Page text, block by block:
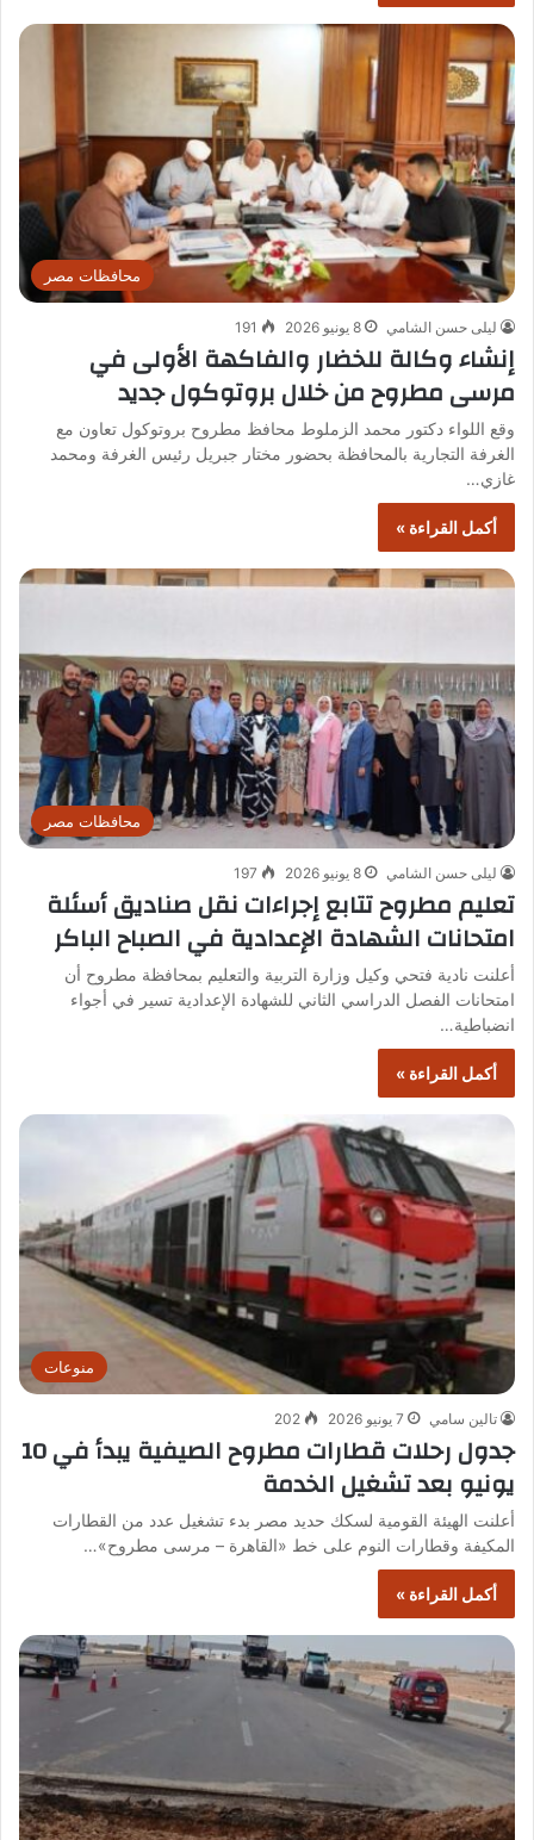
محافظات مصر
ليلى حسن الشامي 8 يونيو 2026 191
إنشاء وكالة للخضار والفاكهة الأولى في
مرسى مطروح من خلال بروتوكول جديد
وقع اللواء دكتور محمد الزملوط محافظ مطروح بروتوكول تعاون مع
الغرفة التجارية بالمحافظة بحضور مختار جبريل رئيس الغرفة ومحمد
غازي…
أكمل القراءة »
محافظات مصر
ليلى حسن الشامي 8 يونيو 2026 197
تعليم مطروح تتابع إجراءات نقل صناديق أسئلة
امتحانات الشهادة الإعدادية في الصباح الباكر
أعلنت نادية فتحي وكيل وزارة التربية والتعليم بمحافظة مطروح أن
امتحانات الفصل الدراسي الثاني للشهادة الإعدادية تسير في أجواء
انضباطية…
أكمل القراءة »
منوعات
تالين سامي 7 يونيو 2026 202
جدول رحلات قطارات مطروح الصيفية يبدأ في 10
يونيو بعد تشغيل الخدمة
أعلنت الهيئة القومية لسكك حديد مصر بدء تشغيل عدد من القطارات
المكيفة وقطارات النوم على خط «القاهرة – مرسى مطروح»…
أكمل القراءة »